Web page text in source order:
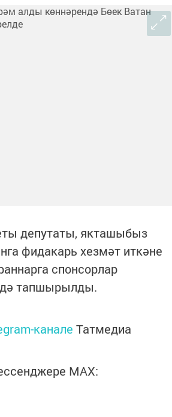
депутаты, якташыбыз
фидакарь хезмәт иткәне
спонсорлар
дә тапшырылды.
канале Татмедиа
MАХ: